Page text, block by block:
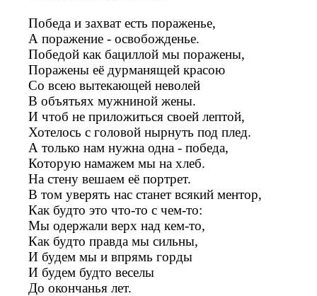
Победа и захват есть пораженье,
А поражение - освобожденье.
Победой как бациллой мы поражены,
Поражены её дурманящей красою
Со всею вытекающей неволей
В объятьях мужниной жены.
И чтоб не приложиться своей лептой,
Хотелось с головой нырнуть под плед.
А только нам нужна одна - победа,
Которую намажем мы на хлеб.
На стену вешаем её портрет.
В том уверять нас станет всякий ментор,
Как будто это что-то с чем-то:
Мы одержали верх над кем-то,
Как будто правда мы сильны,
И будем мы и впрямь горды
И будем будто веселы
До окончанья лет.